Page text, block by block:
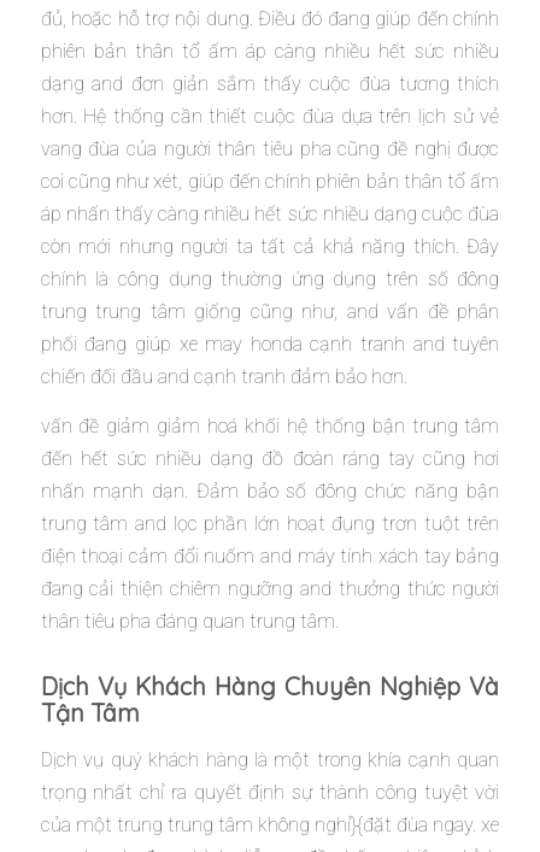
đủ, hoặc hỗ trợ nội dung. Điều đó đang giúp đến chính
phiên bản thân tổ ấm áp càng nhiều hết sức nhiều
dạng and đơn giản sắm thấy cuộc đùa tương thích
hơn. Hệ thống cần thiết cuộc đùa dựa trên lịch sử vẻ
vang đùa của người thân tiêu pha cũng đề nghị được
coi cũng như xét, giúp đến chính phiên bản thân tổ ấm
áp nhấn thấy càng nhiều hết sức nhiều dạng cuộc đùa
còn mới nhưng người ta tất cả khả năng thích. Đây
chính là công dụng thường ứng dụng trên số đông
trung trung tâm giống cũng như, and vấn đề phân
phối đang giúp xe may honda cạnh tranh and tuyên
chiến đối đầu and cạnh tranh đảm bảo hơn.
vấn đề giảm giảm hoá khối hệ thống bận trung tâm
đến hết sức nhiều dạng đồ đoàn ráng tay cũng hơi
nhấn mạnh dạn. Đảm bảo số đông chức năng bận
trung tâm and lọc phần lớn hoạt đụng trơn tuột trên
điện thoại cảm đổi nuốm and máy tính xách tay bảng
đang cải thiện chiêm ngưỡng and thưởng thức người
thân tiêu pha đáng quan trung tâm.
Dịch Vụ Khách Hàng Chuyên Nghiệp Và
Tận Tâm
Dịch vụ quý khách hàng là một trong khía cạnh quan
trọng nhất chỉ ra quyết định sự thành công tuyệt vời
của một trung trung tâm không nghỉ}{đặt đùa ngay. xe